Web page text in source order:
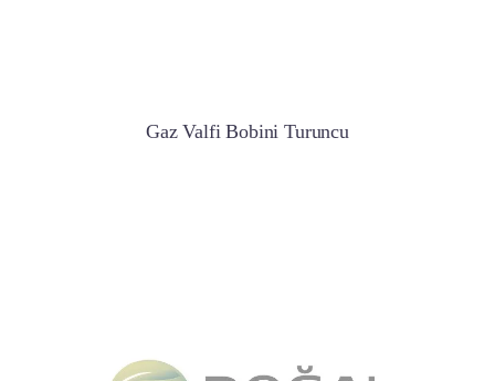
Gaz Valfi Bobini Turuncu